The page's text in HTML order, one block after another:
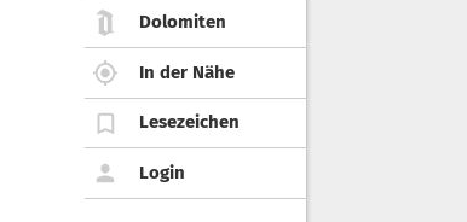
Dolomiten
In der Nähe
Lesezeichen
Login